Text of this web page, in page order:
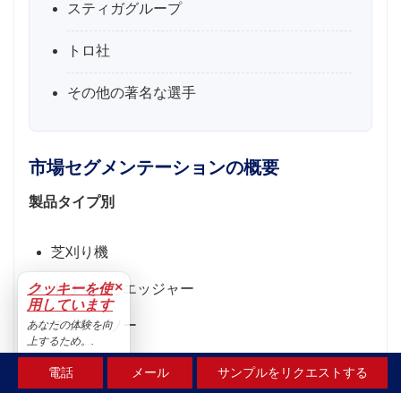
スティガグループ
トロ社
その他の著名な選手
市場セグメンテーションの概要
製品タイプ別
芝刈り機
トリマーとエッジャー
チェーンソー
ブロワー
電話 メール サンプルをリクエストする
クッキーを使
用しています
×
あなたの体験を向
上するため。.
受け入れる